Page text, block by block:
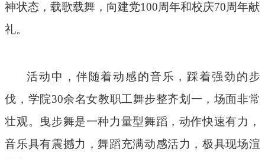
神状态，载歌载舞，向建党100周年和校庆70周年献
礼。
活动中，伴随着动感的音乐，踩着强劲的步
伐，学院30余名女教职工舞步整齐划一，场面非常
壮观。曳步舞是一种力量型舞蹈，动作快速有力，
音乐具有震撼力，舞蹈充满动感活力，极具现场渲